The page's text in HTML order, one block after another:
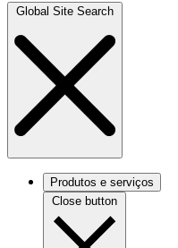
Global Site Search
Produtos e serviços
Close button